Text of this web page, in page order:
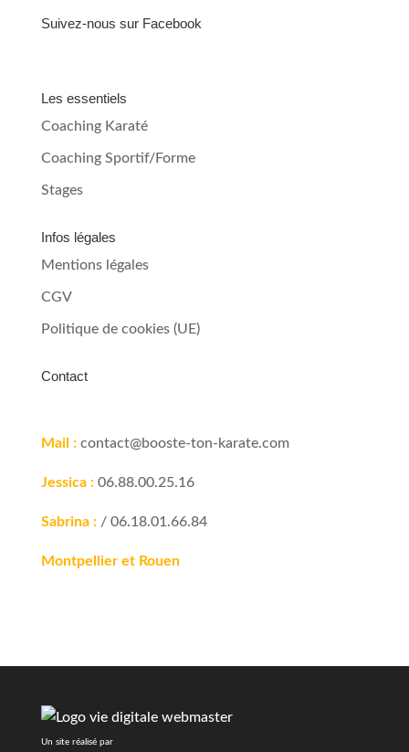
Suivez-nous sur Facebook
Les essentiels
Coaching Karaté
Coaching Sportif/Forme
Stages
Infos légales
Mentions légales
CGV
Politique de cookies (UE)
Contact
Mail :contact@booste-ton-karate.com
Jessica : 06.88.00.25.16
Sabrina : / 06.18.01.66.84
Montpellier et Rouen
Un site réalisé par